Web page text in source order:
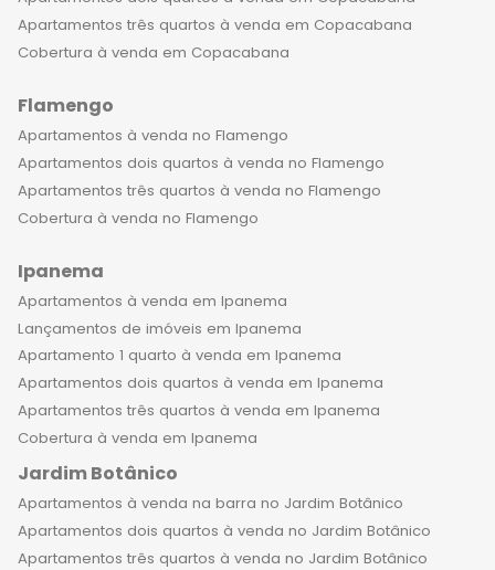
Apartamentos três quartos à venda em Copacabana
Cobertura à venda em Copacabana
Flamengo
Apartamentos à venda no Flamengo
Apartamentos dois quartos à venda no Flamengo
Apartamentos três quartos à venda no Flamengo
Cobertura à venda no Flamengo
Ipanema
Apartamentos à venda em Ipanema
Lançamentos de imóveis em Ipanema
Apartamento 1 quarto à venda em Ipanema
Apartamentos dois quartos à venda em Ipanema
Apartamentos três quartos à venda em Ipanema
Cobertura à venda em Ipanema
Jardim Botânico
Apartamentos à venda na barra no Jardim Botânico
Apartamentos dois quartos à venda no Jardim Botânico
Apartamentos três quartos à venda no Jardim Botânico